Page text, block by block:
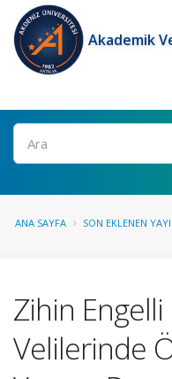
Akademik
Ara
ANA SAYFA SON EKLENEN
Zihin
Velilerinde